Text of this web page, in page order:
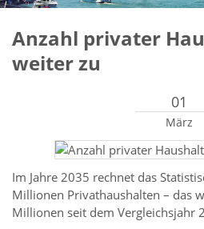
Anzahl privater
weiter zu
01
März
Im Jahre 2035 rechnet das
Millionen Privathaushalten – das
Millionen seit dem Vergleichsjahr